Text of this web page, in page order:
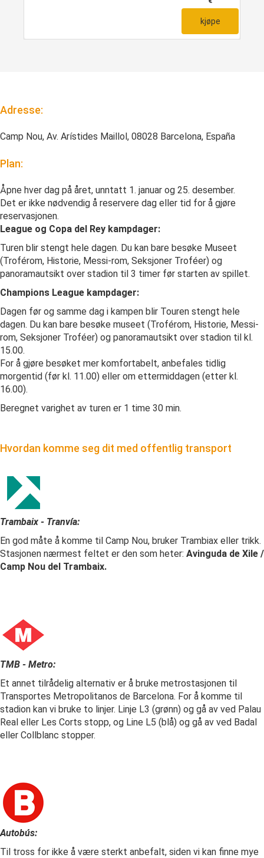
kjøpe
Adresse:
Camp Nou, Av. Arístides Maillol, 08028 Barcelona, España
Plan:
Åpne hver dag på året, unntatt 1. januar og 25. desember.
Det er ikke nødvendig å reservere dag eller tid for å gjøre
reservasjonen.
League og Copa del Rey kampdager:
Turen blir stengt hele dagen. Du kan bare besøke Museet
(Troférom, Historie, Messi-rom, Seksjoner Troféer) og
panoramautsikt over stadion til 3 timer før starten av spillet.
Champions League kampdager:
Dagen før og samme dag i kampen blir Touren stengt hele
dagen. Du kan bare besøke museet (Troférom, Historie, Messi-
rom, Seksjoner Troféer) og panoramautsikt over stadion til kl.
15.00.
For å gjøre besøket mer komfortabelt, anbefales tidlig
morgentid (før kl. 11.00) eller om ettermiddagen (etter kl.
16.00).
Beregnet varighet av turen er 1 time 30 min.
Hvordan komme seg dit med offentlig transport
Trambaix - Tranvía:
En god måte å komme til Camp Nou, bruker Trambiax eller trikk.
Stasjonen nærmest feltet er den som heter: Avinguda de Xile /
Camp Nou del Trambaix.
TMB - Metro:
Et annet tilrådelig alternativ er å bruke metrostasjonen til
Transportes Metropolitanos de Barcelona. For å komme til
stadion kan vi bruke to linjer. Linje L3 (grønn) og gå av ved Palau
Real eller Les Corts stopp, og Line L5 (blå) og gå av ved Badal
eller Collblanc stopper.
Autobús:
Til tross for ikke å være sterkt anbefalt, siden vi kan finne mye